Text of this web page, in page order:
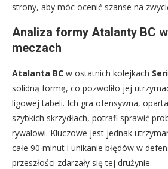
strony, aby móc ocenić szanse na
Analiza formy Atalanty BC
meczach
Atalanta BC w ostatnich kolejkach
solidną formę, co pozwoliło jej
ligowej tabeli. Ich gra ofensywna,
szybkich skrzydłach, potrafi sprawić
rywalowi. Kluczowe jest jednak
całe 90 minut i unikanie błędów w
przeszłości zdarzały się tej drużynie.